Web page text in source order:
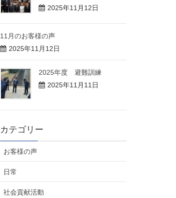
2025年11月12日
11月のお客様の声
2025年11月12日
2025年度 避難訓練
2025年11月11日
カテゴリー
お客様の声
日常
社会貢献活動